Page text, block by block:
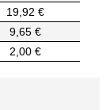
19,92 €
9,65 €
2,00 €